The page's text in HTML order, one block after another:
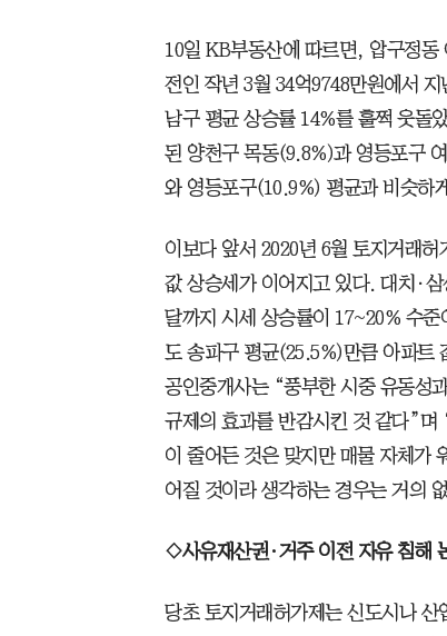
10일 KB부동산에 따르면, 압구정동
전인 작년 3월 34억9748만원에서
남구 평균 상승률 14%를 훌쩍 웃돌
된 양천구 목동(9.8%)과 영등포구
와 영등포구(10.9%) 평균과 비슷하
이보다 앞서 2020년 6월 토지거래
값 상승세가 이어지고 있다. 대치·
달까지 시세 상승률이 17~20% 수
도 송파구 평균(25.5%)만큼 아파트
공인중개사는 “풍부한 시중 유동성
규제의 효과를 반감시킨 것 같다”며
이 줄어든 것은 맞지만 매물 자체가
어질 것이라 생각하는 경우는 거의
◇사유재산권·거주 이전 자유 침해
당초 토지거래허가제는 신도시나